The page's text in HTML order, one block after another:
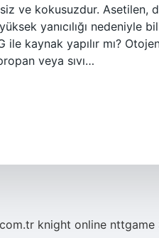
ve kokusuzdur. Asetilen,
yanıcılığı nedeniyle
ile kaynak yapılır mı?
veya sıvı…
knight online nttgame